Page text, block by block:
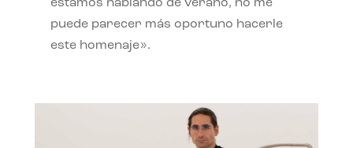
estamos hablando de verano, no me
puede parecer más oportuno hacerle
este homenaje».